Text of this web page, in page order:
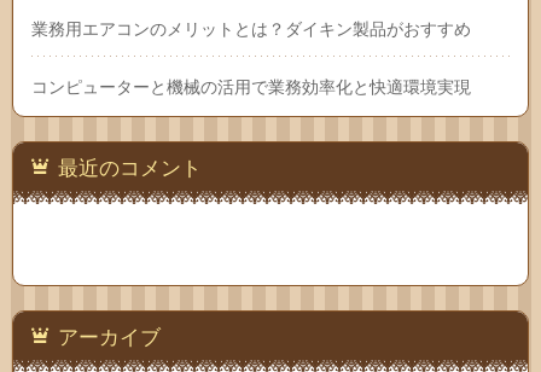
業務用エアコンのメリットとは？ダイキン製品がおすすめ
コンピューターと機械の活用で業務効率化と快適環境実現
最近のコメント
アーカイブ